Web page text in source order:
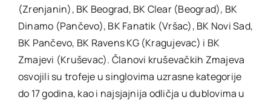
(Zrenjanin), BK Beograd, BK Clear (Beograd), BK
Dinamo (Pančevo), BK Fanatik (Vršac), BK Novi Sad,
BK Pančevo, BK Ravens KG (Kragujevac) i BK
Zmajevi (Kruševac). Članovi kruševačkih Zmajeva
osvojili su trofeje u singlovima uzrasne kategorije
do 17 godina, kao i najsjajnija odličja u dublovima u